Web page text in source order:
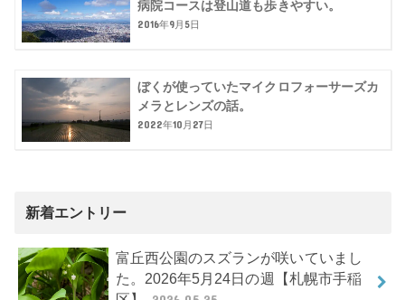
病院コースは登山道も歩きやすい。
2016年9月5日
ぼくが使っていたマイクロフォーサーズカ
メラとレンズの話。
2022年10月27日
新着エントリー
富丘西公園のスズランが咲いていまし
た。2026年5月24日の週【札幌市手稲